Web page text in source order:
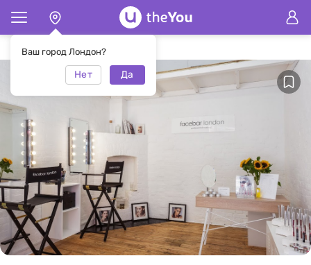
Ваш город Лондон?
Нет Да
Главная Салон Facebar London